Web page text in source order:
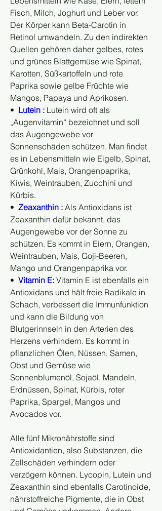
Fisch, Milch, Joghurt und Leber vor.
Der Körper kann Beta-Carotin in
Retinol umwandeln. Zu den indirekten
Quellen gehören daher gelbes, rotes
und grünes Blattgemüse wie Spinat,
Karotten, Süßkartoffeln und rote
Paprika sowie gelbe Früchte wie
Mangos, Papaya und Aprikosen.
• Lutein : Lutein wird oft als
„Augenvitamin“ bezeichnet und soll
das Augengewebe vor
Sonnenschäden schützen. Man findet
es in Lebensmitteln wie Eigelb, Spinat,
Grünkohl, Mais, Orangenpaprika,
Kiwis, Weintrauben, Zucchini und
Kürbis.
• Zeaxanthin : Als Antioxidans ist
Zeaxanthin dafür bekannt, das
Augengewebe vor der Sonne zu
schützen. Es kommt in Eiern, Orangen,
Weintrauben, Mais, Goji-Beeren,
Mango und Orangenpaprika vor.
• Vitamin E: Vitamin E ist ebenfalls ein
Antioxidans und hält freie Radikale in
Schach, verbessert die Immunfunktion
und kann die Bildung von
Blutgerinnseln in den Arterien des
Herzens verhindern. Es kommt in
pflanzlichen Ölen, Nüssen, Samen,
Obst und Gemüse wie
Sonnenblumenöl, Sojaöl, Mandeln,
Erdnüssen, Spinat, Kürbis, roter
Paprika, Spargel, Mangos und
Avocados vor.
Alle fünf Mikronährstoffe sind
Antioxidantien, also Substanzen, die
Zellschäden verhindern oder
verzögern können. Lycopin, Lutein und
Zeaxanthin sind ebenfalls Carotinoide,
nährstoffreiche Pigmente, die in Obst